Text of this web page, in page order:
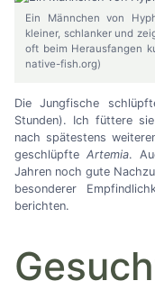
Ein Männchen von
kleiner, schlanker und
oft beim Herausfangen
native-fish.org)
Die Jungfische
Stunden). Ich füttere
nach spätestens
geschlüpfte Artemia.
Jahren noch gute
besonderer
berichten.